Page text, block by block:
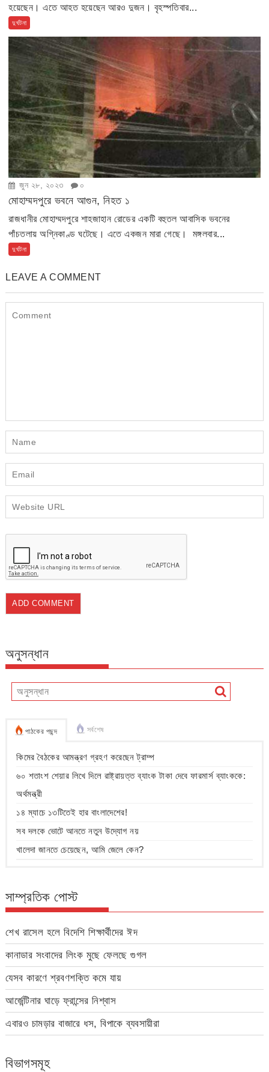
হয়েছেন। এতে আহত হয়েছেন আরও দুজন। বৃহস্পতিবার...
দুর্ঘটনা
জুন ২৮, ২০২৩ ০
মোহাম্মদপুরে ভবনে আগুন, নিহত ১
রাজধানীর মোহাম্মদপুরে শাহজাহান রোডের একটি বহুতল আবাসিক ভবনের
পাঁচতলায় অগ্নিকাণ্ড ঘটেছে। এতে একজন মারা গেছে। মঙ্গলবার...
দুর্ঘটনা
LEAVE A COMMENT
অনুসন্ধান
পাঠকের পছন্দ সর্বশেষ
কিমের বৈঠকের আমন্ত্রণ গ্রহণ করেছেন ট্রাম্প
৬০ শতাংশ শেয়ার লিখে দিলে রাষ্ট্রায়ত্ত ব্যাংক টাকা দেবে ফারমার্স ব্যাংককে:
অর্থমন্ত্রী
১৪ ম্যাচে ১৩টিতেই হার বাংলাদেশের!
সব দলকে ভোটে আনতে নতুন উদ্যোগ নয়
খালেদা জানতে চেয়েছেন, আমি জেলে কেন?
সাম্প্রতিক পোস্ট
শেখ রাসেল হলে বিদেশি শিক্ষার্থীদের ঈদ
কানাডার সংবাদের লিংক মুছে ফেলছে গুগল
যেসব কারণে শ্রবণশক্তি কমে যায়
আর্জেন্টিনার ঘাড়ে ফ্রান্সের নিশ্বাস
এবারও চামড়ার বাজারে ধস, বিপাকে ব্যবসায়ীরা
বিভাগসমূহ